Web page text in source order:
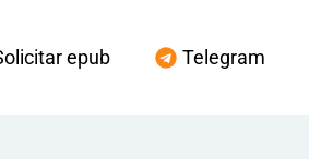
epub Telegram